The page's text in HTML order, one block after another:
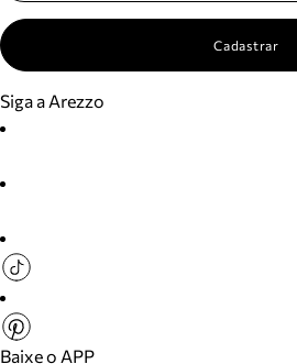
Cadastrar
Siga a Arezzo
Baixe o APP